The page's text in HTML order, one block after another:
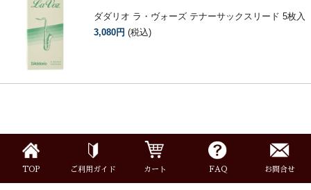
ダダリオ ラ・ヴォーズ テナーサックスリード 5枚入
3,080円 (税込)
TOP ご利用ガイド カート FAQ お問合せ